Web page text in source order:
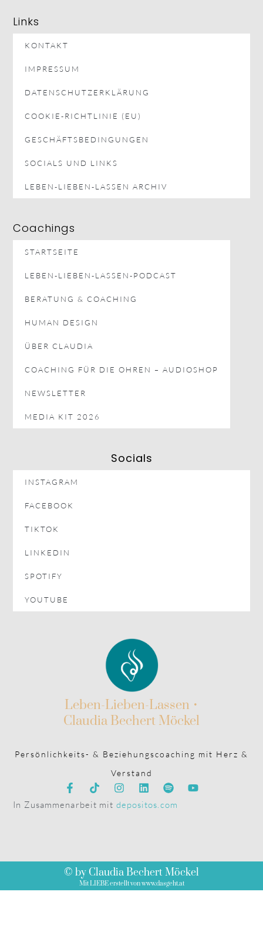
Leben-Lieben-Lassen •
Claudia Bechert Möckel
Verstand
In Zusammenarbeit mitdepositos.com
KONTAKT
IMPRESSUM
DATENSCHUTZERKLÄRUNG
COOKIE-RICHTLINIE (EU)
GESCHÄFTSBEDINGUNGEN
SOCIALS UND LINKS
LEBEN-LIEBEN-LASSEN ARCHIV
STARTSEITE
LEBEN-LIEBEN-LASSEN-PODCAST
BERATUNG & COACHING
HUMAN DESIGN
ÜBER CLAUDIA
COACHING FÜR DIE OHREN – AUDIOSHOP
NEWSLETTER
MEDIA KIT 2026
FACEBOOK
TIKTOK
LINKEDIN
SPOTIFY
YOUTUBE
Mit LIEBE erstellt von www.dasgeht.at